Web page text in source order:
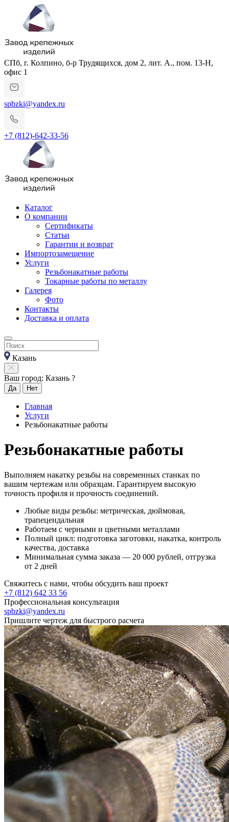
СПб, г. Колпино, б-р Трудящихся, дом 2, лит. А., пом. 13-Н,
офис 1
spbzki@yandex.ru
+7 (812)-642-33-56
Каталог
О компании
Сертификаты
Статьи
Гарантии и возврат
Импортозамещение
Услуги
Резьбонакатные работы
Токарные работы по металлу
Галерея
Фото
Контакты
Доставка и оплата
Казань
Ваш город: Казань ?
Да Нет
Главная
Услуги
Резьбонакатные работы
Резьбонакатные работы
Выполняем накатку резьбы на современных станках по
вашим чертежам или образцам. Гарантируем высокую
точность профиля и прочность соединений.
Любые виды резьбы: метрическая, дюймовая,
трапецеидальная
Работаем с черными и цветными металлами
Полный цикл: подготовка заготовки, накатка, контроль
качества, доставка
Минимальная сумма заказа — 20 000 рублей, отгрузка
от 2 дней
Свяжитесь с нами, чтобы обсудить ваш проект
+7 (812) 642 33 56
Профессиональная консультация
spbzki@yandex.ru
Пришлите чертеж для быстрого расчета